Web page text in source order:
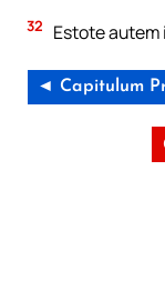
32 Estote
◄ Capitulum